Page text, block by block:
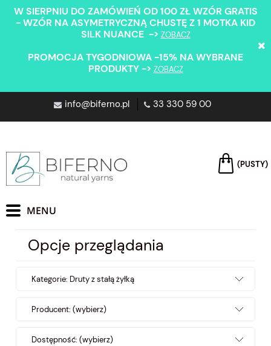
W SIERPNIU DO ZAMÓWIEŃ OD 100 ZŁ WZÓR GRATIS
- WZÓR NA ASYMETRYCZNĄ CHUSTĘ Z 1 MOTKA KID
SILK NUANCE -> ZOBACZ
PROMOCJA TYGODNIOWA -15% NA WYBRANE
PRODUKTY -> ZOBACZ
info@biferno.pl 33 330 59 00
(PUSTY)
Opcje przeglądania
Kategorie: Druty z stałą żyłką
Producent: (wybierz)
Dostępność: (wybierz)